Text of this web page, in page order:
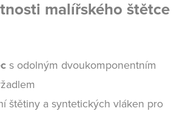
malířského štětce
s odolným dvoukomponentním
štětiny a syntetických vláken pro